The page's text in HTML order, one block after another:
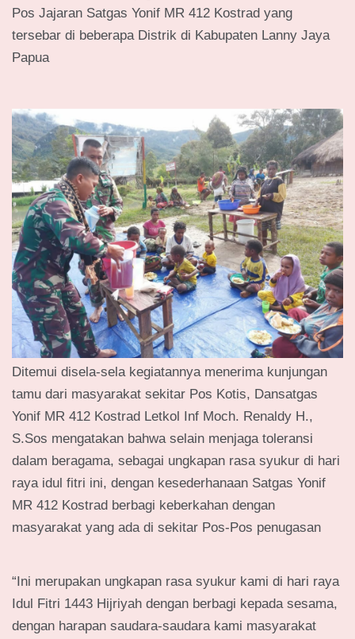
Pos Jajaran Satgas Yonif MR 412 Kostrad yang
tersebar di beberapa Distrik di Kabupaten Lanny Jaya
Papua
Ditemui disela-sela kegiatannya menerima kunjungan
tamu dari masyarakat sekitar Pos Kotis, Dansatgas
Yonif MR 412 Kostrad Letkol Inf Moch. Renaldy H.,
S.Sos mengatakan bahwa selain menjaga toleransi
dalam beragama, sebagai ungkapan rasa syukur di hari
raya idul fitri ini, dengan kesederhanaan Satgas Yonif
MR 412 Kostrad berbagi keberkahan dengan
masyarakat yang ada di sekitar Pos-Pos penugasan
“Ini merupakan ungkapan rasa syukur kami di hari raya
Idul Fitri 1443 Hijriyah dengan berbagi kepada sesama,
dengan harapan saudara-saudara kami masyarakat